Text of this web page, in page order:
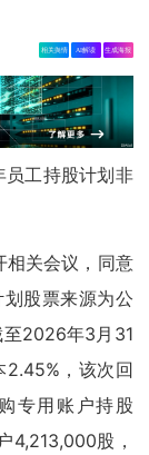
相关舆情 AI解读 生成海报
工持股计划非
关会议，同意
股票来源为公
至2026年3月31
，该次回
专用账户持股
4,213,000股，